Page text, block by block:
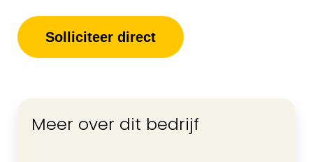
Solliciteer direct
Meer over dit bedrijf